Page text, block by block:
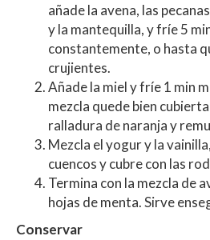
añade la avena, las
y la mantequilla, y fríe 5
constantemente, o hasta
crujientes.
Añade la miel y fríe 1 min
mezcla quede bien
ralladura de naranja y
Mezcla el yogur y la
cuencos y cubre con las
Termina con la mezcla de
hojas de menta. Sirve
Conservar